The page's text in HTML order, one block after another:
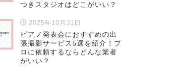
つきスタジオはどこがいい？
2025年10月31日
ピアノ発表会におすすめの出
張撮影サービス5選を紹介！プ
ロに依頼するならどんな業者
がいい？